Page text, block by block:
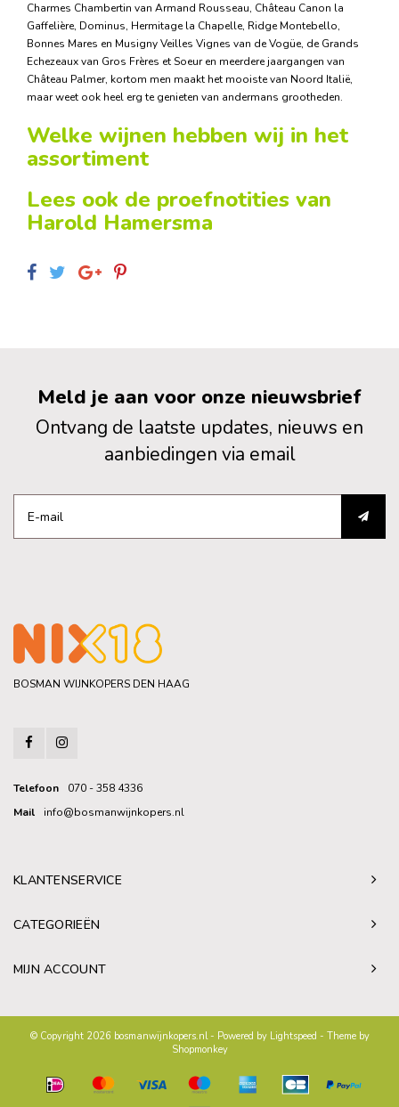
Charmes Chambertin van Armand Rousseau, Château Canon la
Gaffelière, Dominus, Hermitage la Chapelle, Ridge Montebello,
Bonnes Mares en Musigny Veilles Vignes van de Vogüe, de Grands
Echezeaux van Gros Frères et Soeur en meerdere jaargangen van
Château Palmer, kortom men maakt het mooiste van Noord Italië,
maar weet ook heel erg te genieten van andermans grootheden.
Welke wijnen hebben wij in het
assortiment
Lees ook de proefnotities van
Harold Hamersma
Meld je aan voor onze nieuwsbrief
Ontvang de laatste updates, nieuws en
aanbiedingen via email
BOSMAN WIJNKOPERS DEN HAAG
Telefoon
070 - 358 4336
Mail
info@bosmanwijnkopers.nl
KLANTENSERVICE
CATEGORIEËN
MIJN ACCOUNT
© Copyright 2026 bosmanwijnkopers.nl - Powered by Lightspeed - Theme by
Shopmonkey